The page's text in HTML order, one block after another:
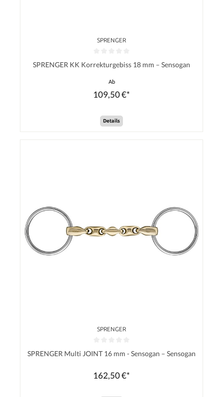
SPRENGER
Durchschnittliche Bewertung von 0 von 5 Sternen
SPRENGER KK Korrekturgebiss 18 mm – Sensogan
Ab
109,50 €*
Details
SPRENGER
Durchschnittliche Bewertung von 0 von 5 Sternen
SPRENGER Multi JOINT 16 mm - Sensogan – Sensogan
162,50 €*